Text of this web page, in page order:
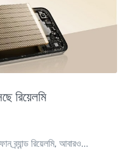
রিয়েলমি
ব্র্যান্ড রিয়েলমি, আবারও...